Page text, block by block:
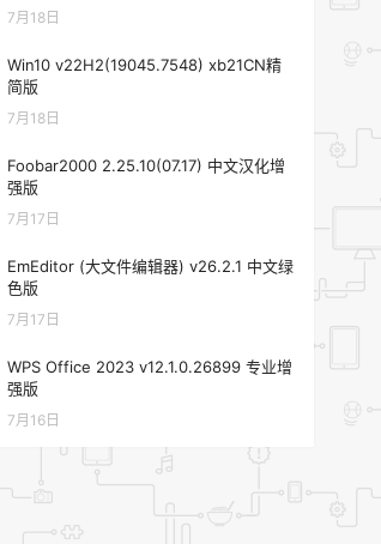
7月18日
Win10 v22H2(19045.7548) xb21CN精
简版
7月18日
Foobar2000 2.25.10(07.17) 中文汉化增
强版
7月17日
EmEditor (大文件编辑器) v26.2.1 中文绿
色版
7月17日
WPS Office 2023 v12.1.0.26899 专业增
强版
7月16日